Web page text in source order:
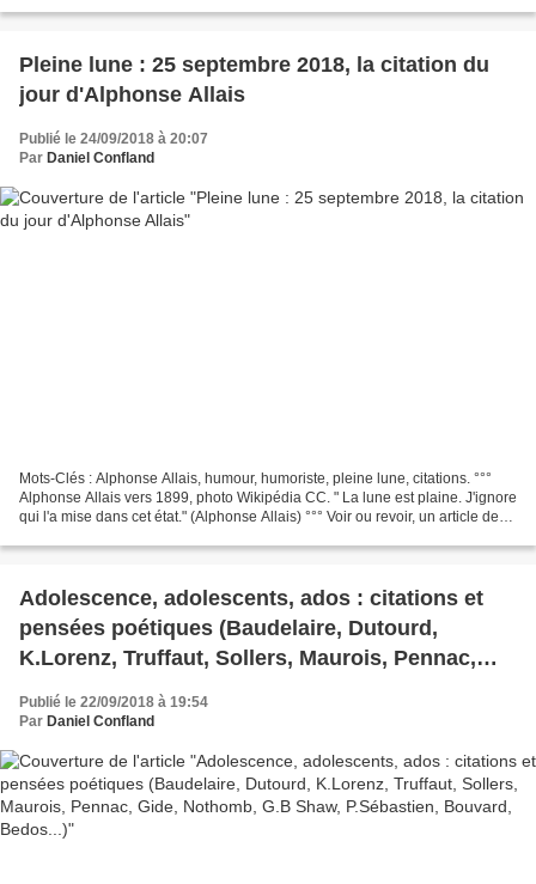
Pleine lune : 25 septembre 2018, la citation du
jour d'Alphonse Allais
Publié le 24/09/2018 à 20:07
Par Daniel Confland
Mots-Clés : Alphonse Allais, humour, humoriste, pleine lune, citations. °°°
Alphonse Allais vers 1899, photo Wikipédia CC. " La lune est plaine. J'ignore
qui l'a mise dans cet état." (Alphonse Allais) °°° Voir ou revoir, un article de
Adolescence, adolescents, ados : citations et
pensées poétiques (Baudelaire, Dutourd,
K.Lorenz, Truffaut, Sollers, Maurois, Pennac,
Bouvard, Bedos...)
Publié le 22/09/2018 à 19:54
Par Daniel Confland